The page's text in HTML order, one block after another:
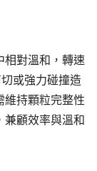
相對溫和，轉速
或強力碰撞造
維持顆粒完整性
兼顧效率與溫和